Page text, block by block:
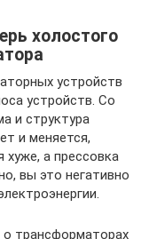
холостого
устройств
устройств. Со
и структура
и меняется,
хуже, а прессовка
вы это негативно
трансформаторах